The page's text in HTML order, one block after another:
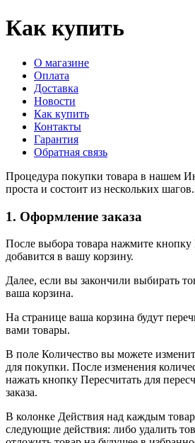
Как купить
О магазине
Оплата
Доставка
Новости
Как купить
Контакты
Гарантия
Обратная связь
Процедура покупки товара в нашем
проста и состоит из нескольких шагов.
1. Оформление заказа
После выбора товара нажмите
добавится в вашу корзину.
Далее, если вы закончили выбирать
ваша корзина.
На странице ваша корзина будут
вами товары.
В поле Количество вы можете
для покупки. После изменения
нажать кнопку Пересчитать для
заказа.
В колонке Действия над каждым
следующие действия: либо удалить